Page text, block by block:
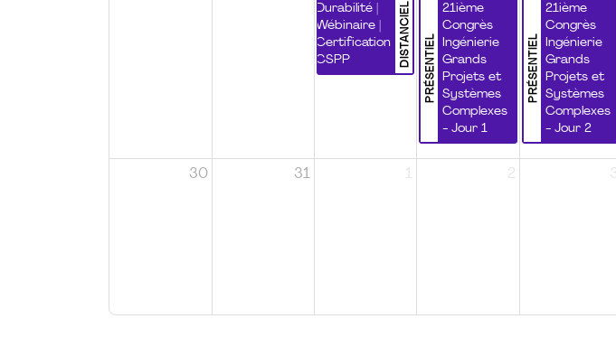
DISTANCIEL
Durabilité |
Wébinaire |
Certification
CSPP
PRÉSENTIEL
21ième
Congrès
Ingénierie
Grands
Projets et
Systèmes
Complexes
- Jour 1
PRÉSENTIEL
21ième
Congrès
Ingénierie
Grands
Projets et
Systèmes
Complexes
- Jour 2
30 31 1 2 3